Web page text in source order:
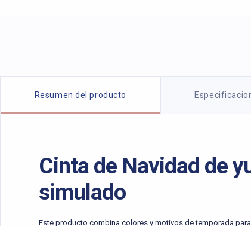
Detalles del producto
Resumen del producto
Cinta de Navidad de
simulado
Este producto combina colores y motivos de temporada